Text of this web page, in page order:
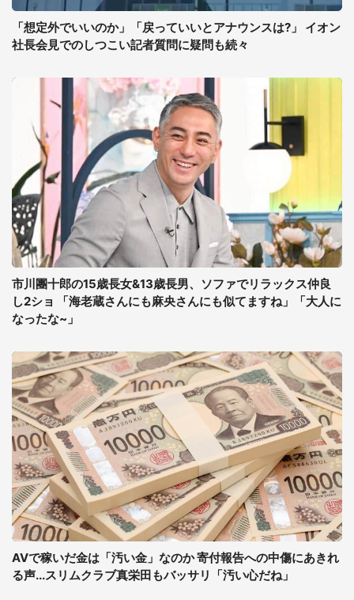
「想定外でいいのか」「戻っていいとアナウンスは?」 イオン
社長会見でのしつこい記者質問に疑問も続々
市川團十郎の15歳長女&13歳長男、ソファでリラックス仲良
し2ショ 「海老蔵さんにも麻央さんにも似てますね」「大人に
なったな~」
AVで稼いだ金は「汚い金」なのか 寄付報告への中傷にあきれ
る声...スリムクラブ真栄田もバッサリ「汚い心だね」